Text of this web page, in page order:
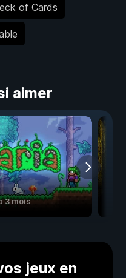
of Cards
aimer
3 mois
jeux en